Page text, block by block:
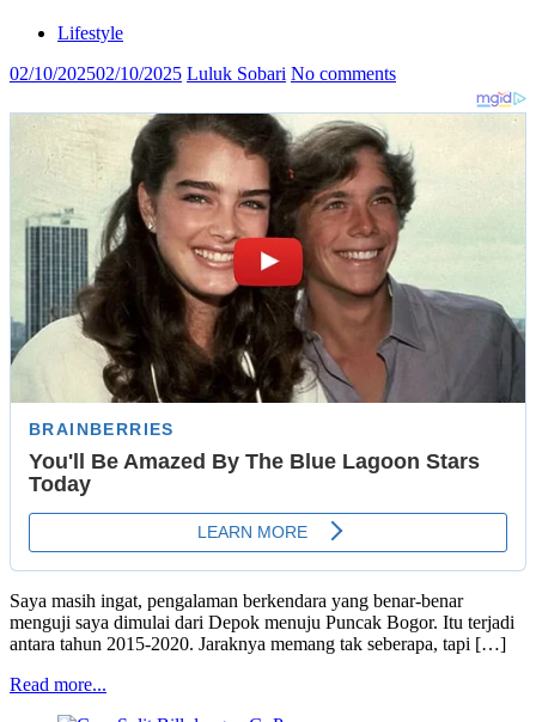
Lifestyle
02/10/202502/10/2025 Luluk Sobari No comments
Saya masih ingat, pengalaman berkendara yang benar-benar
menguji saya dimulai dari Depok menuju Puncak Bogor. Itu terjadi
antara tahun 2015-2020. Jaraknya memang tak seberapa, tapi […]
Read more...